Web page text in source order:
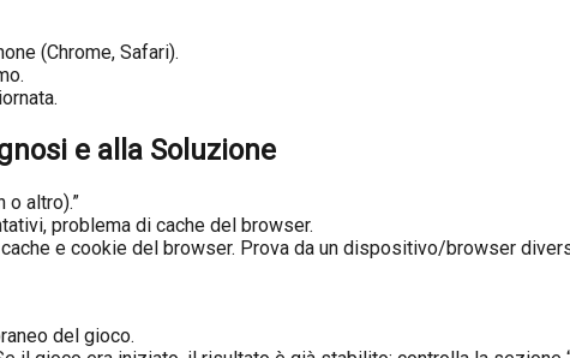
(Chrome, Safari).
e alla Soluzione
o altro).”
problema di cache del browser.
e cookie del browser. Prova da un dispositivo/browser
del gioco.